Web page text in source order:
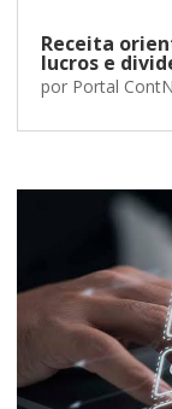
Receita
lucros e
por Portal